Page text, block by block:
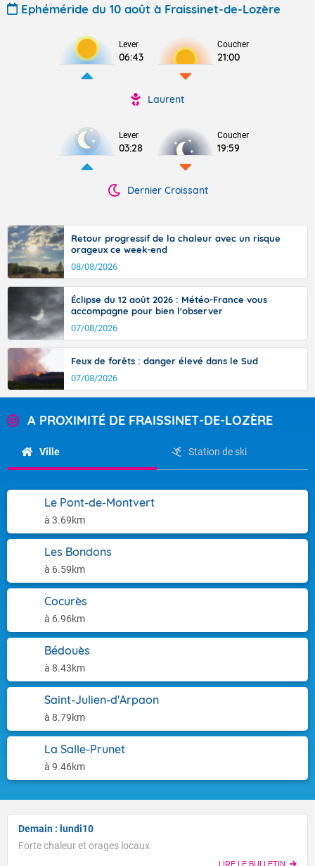
Ephéméride du 10 août à Fraissinet-de-Lozère
Lever
06:43
Coucher
21:00
Laurent
Lever
03:28
Coucher
19:59
Dernier Croissant
Retour progressif de la chaleur avec un risque
orageux ce week-end
08/08/2026
Éclipse du 12 août 2026 : Météo-France vous
accompagne pour bien l'observer
07/08/2026
Feux de forêts : danger élevé dans le Sud
07/08/2026
A PROXIMITÉ DE FRAISSINET-DE-LOZÈRE
Ville Station de ski
Le Pont-de-Montvert
à 3.69km
Les Bondons
à 6.59km
Cocurès
à 6.96km
Bédouès
à 8.43km
Saint-Julien-d'Arpaon
à 8.79km
La Salle-Prunet
à 9.46km
Demain : lundi10
Forte chaleur et orages locaux
LIRE LE BULLETIN